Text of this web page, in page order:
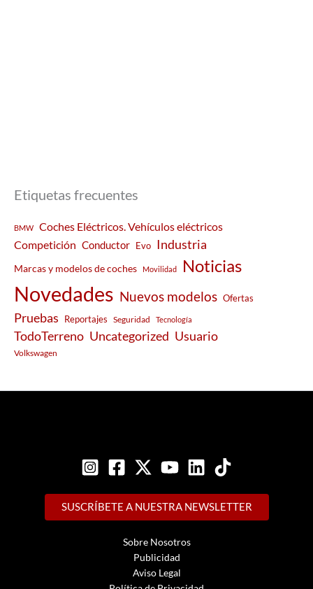
Etiquetas frecuentes
BMW
Coches Eléctricos. Vehículos eléctricos
Competición Conductor Evo Industria
Marcas y modelos de coches Movilidad Noticias
Novedades Nuevos modelos Ofertas
Pruebas Reportajes Seguridad Tecnología
TodoTerreno Uncategorized Usuario
Volkswagen
SUSCRÍBETE A NUESTRA NEWSLETTER
Sobre Nosotros
Publicidad
Aviso Legal